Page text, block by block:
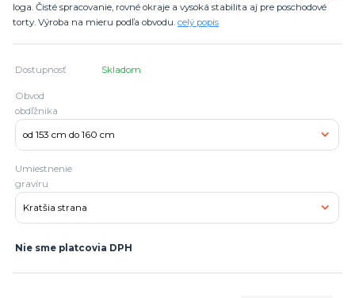
loga. Čisté spracovanie, rovné okraje a vysoká stabilita aj pre poschodové
torty. Výroba na mieru podľa obvodu. celý popis
Dostupnosť Skladom
Obvod
obdľžnika
Umiestnenie
gravíru
Nie sme platcovia DPH